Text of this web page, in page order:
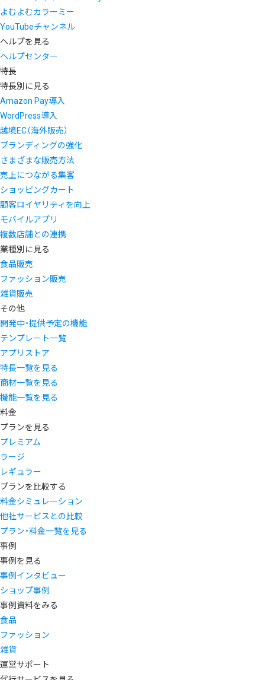
よむよむカラーミー
YouTubeチャンネル
ヘルプを見る
ヘルプセンター
特長
特長別に見る
Amazon Pay導入
WordPress導入
越境EC（海外販売）
ブランディングの強化
さまざまな販売方法
売上につながる集客
ショッピングカート
顧客ロイヤリティを向上
モバイルアプリ
複数店舗との連携
業種別に見る
食品販売
ファッション販売
雑貨販売
その他
開発中・提供予定の機能
テンプレート一覧
アプリストア
特長一覧を見る
商材一覧を見る
機能一覧を見る
料金
プランを見る
プレミアム
ラージ
レギュラー
プランを比較する
料金シミュレーション
他社サービスとの比較
プラン・料金一覧を見る
事例
事例を見る
事例インタビュー
ショップ事例
事例資料をみる
食品
ファッション
雑貨
運営サポート